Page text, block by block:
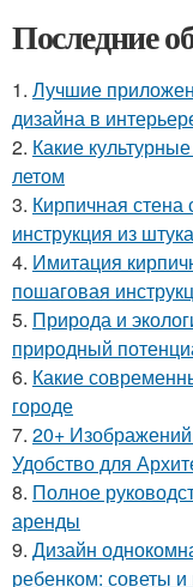
Последние
1. Лучшие
дизайна в
2. Какие
летом
3. Кирпичная
инструкция из
4. Имитация
пошаговая
5. Природа и
природный
6. Какие
городе
7. 20+
Удобство для
8. Полное
аренды
9. Дизайн
ребенком: советы и